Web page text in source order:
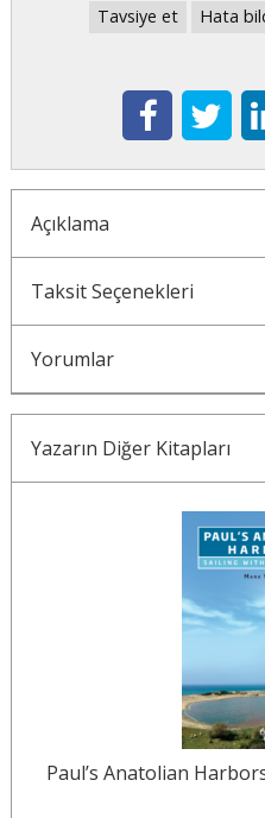
Tavsiye et Hata
Açıklama
Taksit Seçenekleri
Yorumlar
Yazarın Diğer Kitapları
Paul’s Anatolian